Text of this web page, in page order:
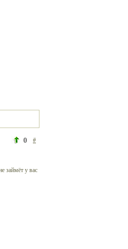
0 #
займёт у вас